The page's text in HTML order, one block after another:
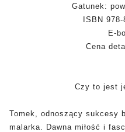
Gatunek:
ISBN
E-
Cena
Czy to jest
Tomek, odnoszący sukcesy
malarka. Dawna miłość i